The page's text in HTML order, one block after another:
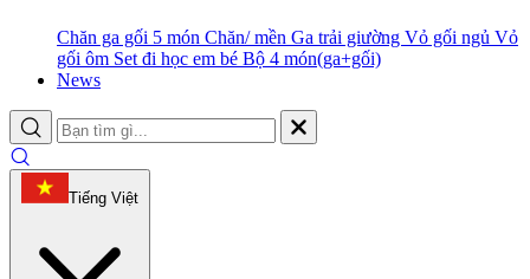
Chăn ga gối 5 món Chăn/ mền Ga trải giường Vỏ gối ngủ Vỏ
gối ôm Set đi học em bé Bộ 4 món(ga+gối)
News
Tiếng Việt